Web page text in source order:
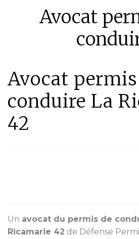
Avocat
Avocat
conduire La
42
Un avocat du permis de
Ricamarie 42 de Défense